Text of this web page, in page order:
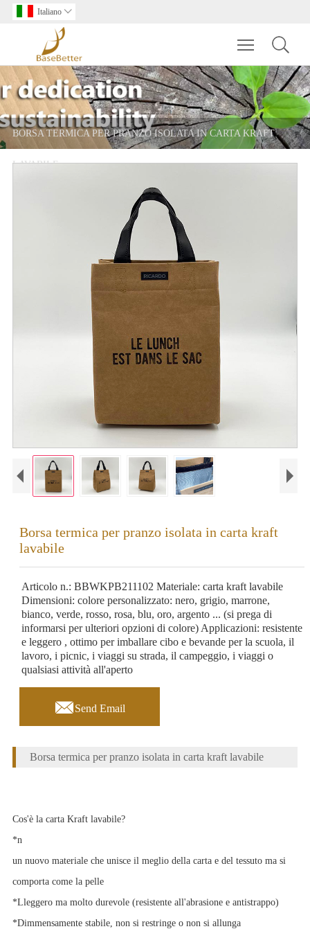
Italiano 
Toggle
BORSA TERMICA PER PRANZO ISOLATA IN CARTA KRAFT
LAVABILE
Borsa termica per pranzo isolata in carta kraft
lavabile
Articolo n.: BBWKPB211102 Materiale: carta kraft lavabile
Dimensioni: colore personalizzato: nero, grigio, marrone,
bianco, verde, rosso, rosa, blu, oro, argento ... (si prega di
informarsi per ulteriori opzioni di colore) Applicazioni: resistente
e leggero , ottimo per imballare cibo e bevande per la scuola, il
lavoro, i picnic, i viaggi su strada, il campeggio, i viaggi o
qualsiasi attività all'aperto
Send Email
Borsa termica per pranzo isolata in carta kraft lavabile
Cos'è la carta Kraft lavabile?
*n
un nuovo materiale che unisce il meglio della carta e del tessuto ma si
comporta come la pelle
*Lleggero ma molto durevole (resistente all'abrasione e antistrappo)
*Dimmensamente stabile, non si restringe o non si allunga